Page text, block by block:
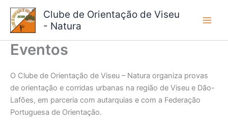
Skip
content
Clube de Orientação de Viseu
- Natura
Eventos
O Clube de Orientação de Viseu – Natura organiza provas
de orientação e corridas urbanas na região de Viseu e Dão-
Lafões, em parceria com autarquias e com a Federação
Portuguesa de Orientação.